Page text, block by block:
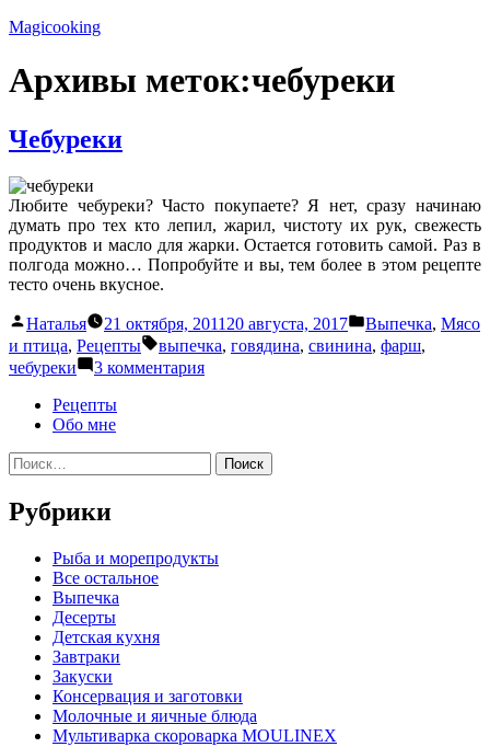
Перейти
содержимому
Magicooking
Архивы меток:чебуреки
Чебуреки
Любите чебуреки? Часто покупаете? Я нет, сразу начинаю
думать про тех кто лепил, жарил, чистоту их рук, свежесть
продуктов и масло для жарки. Остается готовить самой. Раз в
полгода можно… Попробуйте и вы, тем более в этом рецепте
тесто очень вкусное.
Написано
автором
Наталья 21 октября, 2011 20 августа, 2017
Написано
в
Выпечка, Мясо
и птица, Рецепты Метки:
выпечка, говядина, свинина, фарш,
чебуреки
3 комментарияк
Рецепты
Обо мне
Найти:
Рубрики
Pыба и морепродукты
Все остальное
Выпечка
Десерты
Детская кухня
Завтраки
Закуски
Консервация и заготовки
Молочные и яичные блюда
Мультиварка скороварка MOULINEX